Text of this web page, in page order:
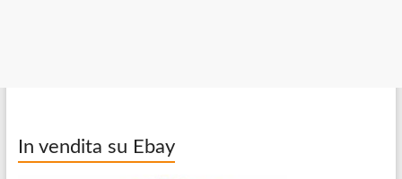
In vendita su Ebay